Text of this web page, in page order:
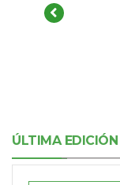
ÚLTIMA EDICIÓN